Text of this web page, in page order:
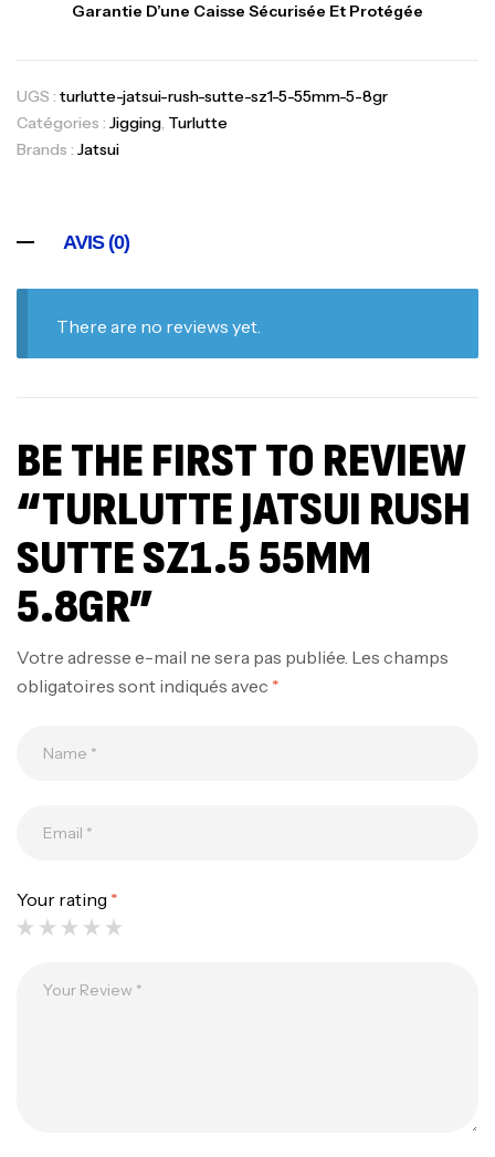
Garantie D’une Caisse Sécurisée Et Protégée
UGS : turlutte-jatsui-rush-sutte-sz1-5-55mm-5-8gr
Catégories : Jigging, Turlutte
Brands : Jatsui
AVIS (0)
There are no reviews yet.
BE THE FIRST TO REVIEW
“TURLUTTE JATSUI RUSH
SUTTE SZ1.5 55MM
5.8GR”
Votre adresse e-mail ne sera pas publiée. Les champs
obligatoires sont indiqués avec *
Your rating *
Expanded